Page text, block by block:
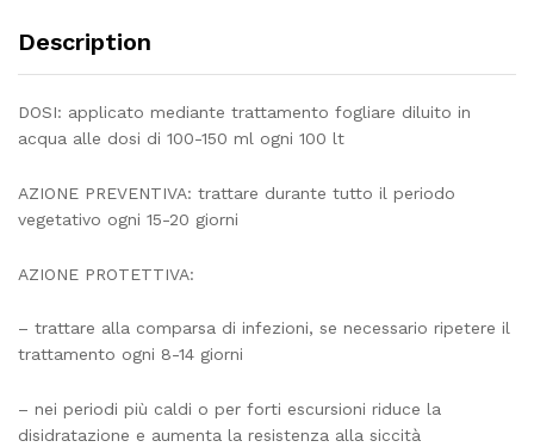
Description
DOSI: applicato mediante trattamento fogliare diluito in
acqua alle dosi di 100-150 ml ogni 100 lt
AZIONE PREVENTIVA: trattare durante tutto il periodo
vegetativo ogni 15-20 giorni
AZIONE PROTETTIVA:
– trattare alla comparsa di infezioni, se necessario ripetere il
trattamento ogni 8-14 giorni
– nei periodi più caldi o per forti escursioni riduce la
disidratazione e aumenta la resistenza alla siccità